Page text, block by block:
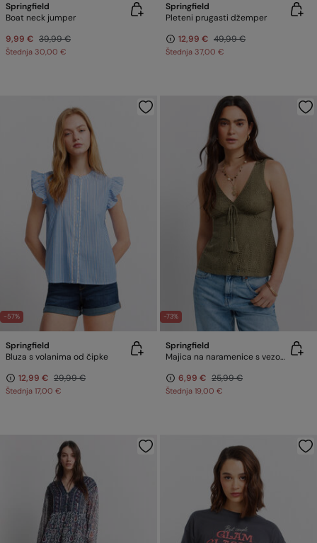
Springfield
Boat neck jumper
9,99 € 39,99 €
Štednja 30,00 €
Springfield
Pleteni prugasti džemper
12,99 € 49,99 €
Štednja 37,00 €
-57%
Springfield
Bluza s volanima od čipke
12,99 € 29,99 €
Štednja 17,00 €
-73%
Springfield
Majica na naramenice s vezom i mašnom
6,99 € 25,99 €
Štednja 19,00 €